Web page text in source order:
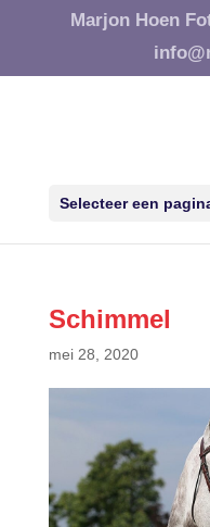
Marjon Hoen
Selecteer een
Schimmel
mei 28, 2020